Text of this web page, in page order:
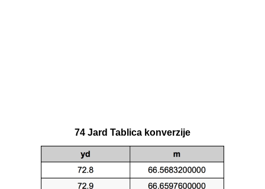
74 Jard Tablica konverzije